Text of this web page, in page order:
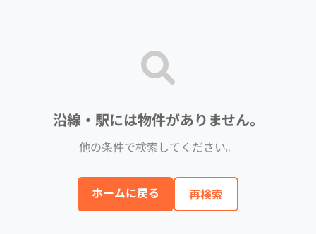
沿線・駅には物件がありません。
他の条件で検索してください。
ホームに戻る 再検索